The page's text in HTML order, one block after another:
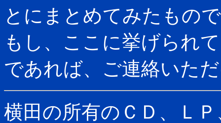
とにまとめてみたもの
もし、ここに挙げられ
であれば、ご連絡いた
横田の所有のＣＤ、Ｌ